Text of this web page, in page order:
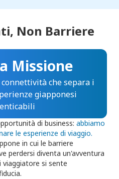
Non Barriere
Missione
che separa i
giapponesi
di business: abbiamo
le esperienze di viaggio.
in cui le barriere
perdersi diventa un'avventura
viaggiatore si sente